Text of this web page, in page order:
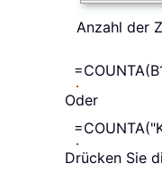
Anzahl der
Oder
Drücken Sie